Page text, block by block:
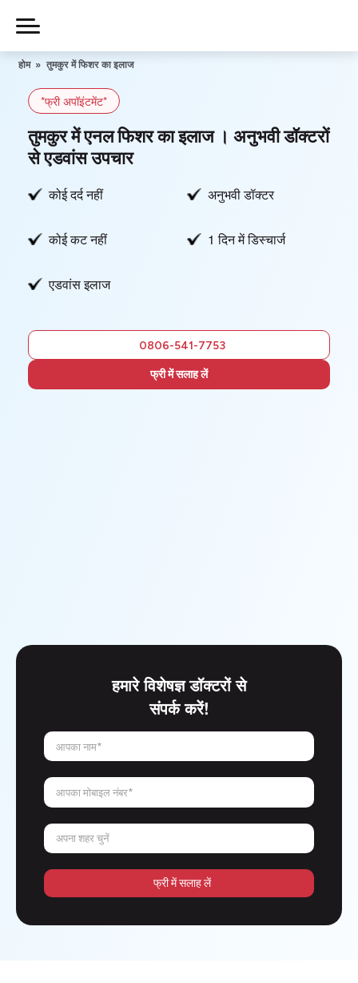
content
Piles
हमारे बारे में
हमसे संपर्क करें
फ्री में सलाह
लें
होम » तुमकुर में फिशर का इलाज
*फ्री अपॉइंटमेंट*
तुमकुर में एनल फिशर का इलाज । अनुभवी डॉक्टरों
से एडवांस उपचार
कोई दर्द नहीं अनुभवी डॉक्टर
कोई कट नहीं 1 दिन में डिस्चार्ज
एडवांस इलाज
0806-541-7753
फ्री में सलाह लें
हमारे विशेषज्ञ डॉक्टरों से
संपर्क करें!
आपका नाम*
आपका मोबाइल नंबर*
अपना शहर चुनें
फ्री में सलाह लें